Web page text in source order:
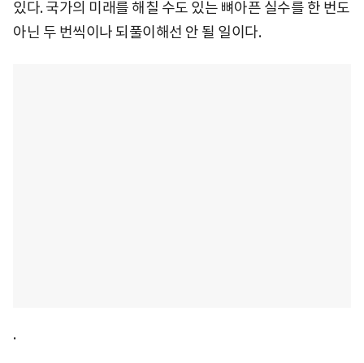
있다. 국가의 미래를 해칠 수도 있는 뼈아픈 실수를 한 번도
아닌 두 번씩이나 되풀이해선 안 될 일이다.
.